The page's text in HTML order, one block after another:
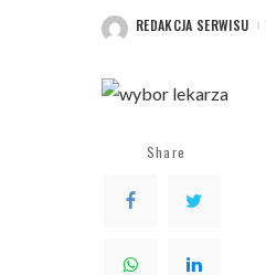
POSTED
REDAKCJA SERWISU
Share